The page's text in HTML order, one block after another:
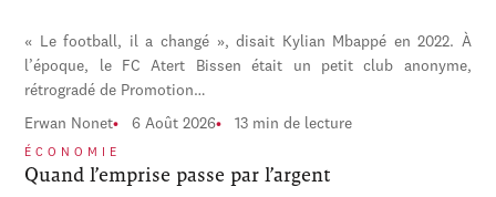
« Le football, il a changé », disait Kylian Mbappé en 2022. À
l’époque, le FC Atert Bissen était un petit club anonyme,
rétrogradé de Promotion…
Erwan Nonet 6 Août 2026 13 min de lecture
ÉCONOMIE
Quand l’emprise passe par l’argent